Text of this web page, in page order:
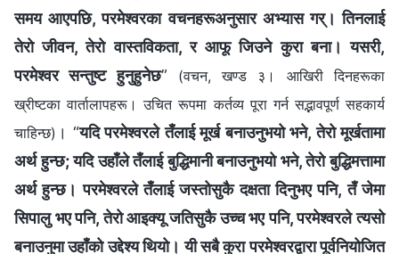
समय आएपछि, परमेश्‍वरका वचनहरूअनुसार अभ्यास गर्। तिनलाई
तेरो जीवन, तेरो वास्तविकता, र आफू जिउने कुरा बना। यसरी,
परमेश्‍वर सन्तुष्ट हुनुहुनेछ” (वचन, खण्ड ३। आखिरी दिनहरूका
ख्रीष्टका वार्तालापहरू। उचित रूपमा कर्तव्य पूरा गर्न सद्भावपूर्ण सहकार्य
चाहिन्छ) । “यदि परमेश्‍वरले तँलाई मूर्ख बनाउनुभयो भने, तेरो मूर्खतामा
अर्थ हुन्छ; यदि उहाँले तँलाई बुद्धिमानी बनाउनुभयो भने, तेरो बुद्धिमत्तामा
अर्थ हुन्छ। परमेश्‍वरले तँलाई जस्तोसुकै दक्षता दिनुभए पनि, तँ जेमा
सिपालु भए पनि, तेरो आइक्यू जतिसुकै उच्च भए पनि, परमेश्‍वरले त्यसो
बनाउनुमा उहाँको उद्देश्य थियो। यी सबै कुरा परमेश्‍वरद्वारा पूर्वनियोजित